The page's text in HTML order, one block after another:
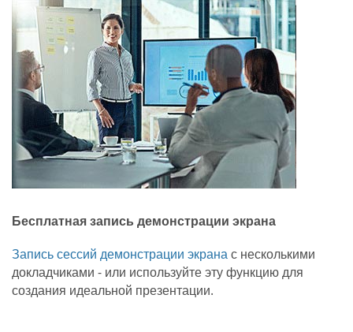
Бесплатная запись демонстрации экрана
Запись сессий демонстрации экранас несколькими
докладчиками - или используйте эту функцию для
создания идеальной презентации.